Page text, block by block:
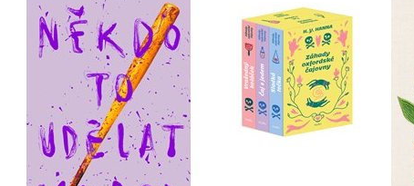
Někdo to udělat musel
Velikovsky
Do košíku
Záhady oxfordské
čajovny - BOX
H. Y. Hanna